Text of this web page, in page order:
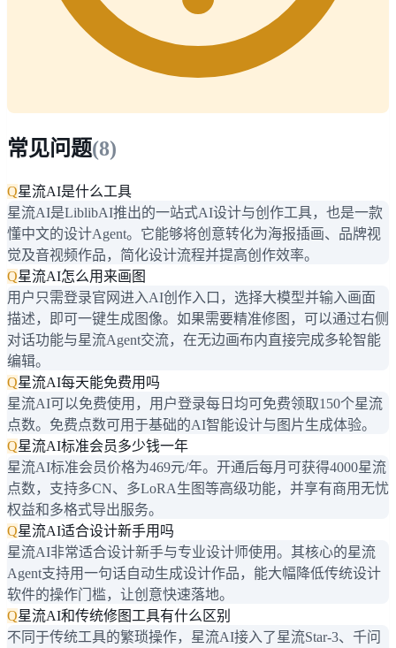
常见问题(8)
Q星流AI是什么工具
星流AI是LiblibAI推出的一站式AI设计与创作工具，也是一款
懂中文的设计Agent。它能够将创意转化为海报插画、品牌视
觉及音视频作品，简化设计流程并提高创作效率。
Q星流AI怎么用来画图
用户只需登录官网进入AI创作入口，选择大模型并输入画面
描述，即可一键生成图像。如果需要精准修图，可以通过右侧
对话功能与星流Agent交流，在无边画布内直接完成多轮智能
编辑。
Q星流AI每天能免费用吗
星流AI可以免费使用，用户登录每日均可免费领取150个星流
点数。免费点数可用于基础的AI智能设计与图片生成体验。
Q星流AI标准会员多少钱一年
星流AI标准会员价格为469元/年。开通后每月可获得4000星流
点数，支持多CN、多LoRA生图等高级功能，并享有商用无忧
权益和多格式导出服务。
Q星流AI适合设计新手用吗
星流AI非常适合设计新手与专业设计师使用。其核心的星流
Agent支持用一句话自动生成设计作品，能大幅降低传统设计
软件的操作门槛，让创意快速落地。
Q星流AI和传统修图工具有什么区别
不同于传统工具的繁琐操作，星流AI接入了星流Star-3、千问